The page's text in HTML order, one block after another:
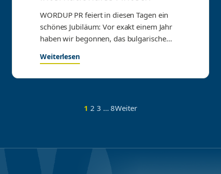
WORDUP PR feiert in diesen Tagen ein
schönes Jubiläum: Vor exakt einem Jahr
haben wir begonnen, das bulgarische
Weiterlesen
1 2 3 … 8Weiter